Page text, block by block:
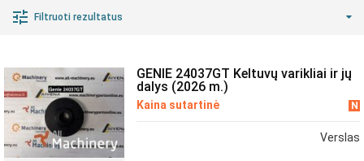
Filtruoti rezultatus
GENIE 24037GT Keltuvų varikliai ir jų
dalys (2026 m.)
Kaina sutartinė N
Verslas